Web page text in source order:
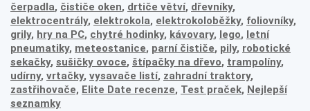
čerpadla, čističe oken, drtiče větví, dřevníky,
elektrocentrály, elektrokola, elektrokoloběžky, foliovníky,
grily, hry na PC, chytré hodinky, kávovary, lego, letní
pneumatiky, meteostanice, parní čističe, pily, robotické
sekačky, sušičky ovoce, štípačky na dřevo, trampolíny,
udírny, vrtačky, vysavače listí, zahradní traktory,
zastřihovače, Elite Date recenze, Test praček, Nejlepší
seznamky